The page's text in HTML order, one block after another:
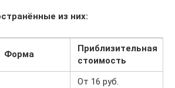
из них:
Форма
Приблизительная
стоимость
От 16 руб.